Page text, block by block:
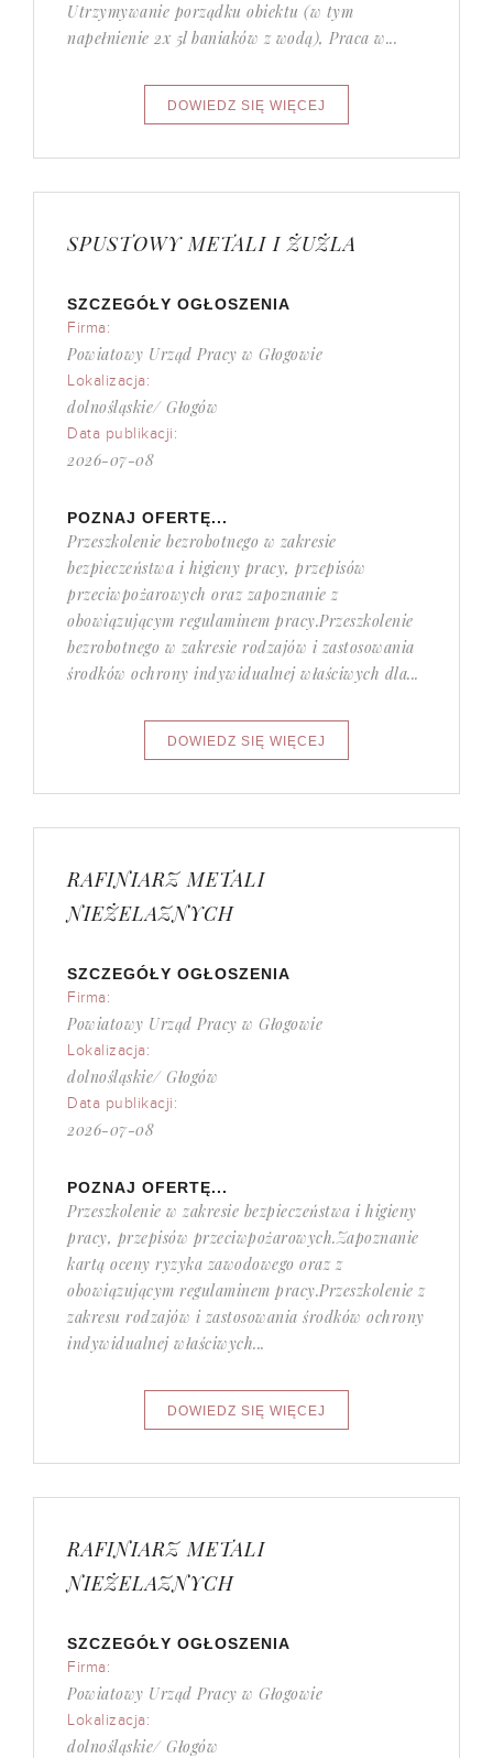
Utrzymywanie porządku obiektu (w tym
napełnienie 2x 5l baniaków z wodą), Praca w...
SPUSTOWY METALI I ŻUŻLA
SZCZEGÓŁY OGŁOSZENIA
Firma:
Powiatowy Urząd Pracy w Głogowie
Lokalizacja:
dolnośląskie/ Głogów
Data publikacji:
2026-07-08
POZNAJ OFERTĘ...
Przeszkolenie bezrobotnego w zakresie
bezpieczeństwa i higieny pracy, przepisów
przeciwpożarowych oraz zapoznanie z
obowiązującym regulaminem pracy.Przeszkolenie
bezrobotnego w zakresie rodzajów i zastosowania
środków ochrony indywidualnej właściwych dla...
RAFINIARZ METALI
NIEŻELAZNYCH
SZCZEGÓŁY OGŁOSZENIA
Firma:
Powiatowy Urząd Pracy w Głogowie
Lokalizacja:
dolnośląskie/ Głogów
Data publikacji:
2026-07-08
POZNAJ OFERTĘ...
Przeszkolenie w zakresie bezpieczeństwa i higieny
pracy, przepisów przeciwpożarowych.Zapoznanie
kartą oceny ryzyka zawodowego oraz z
obowiązującym regulaminem pracy.Przeszkolenie z
zakresu rodzajów i zastosowania środków ochrony
indywidualnej właściwych...
RAFINIARZ METALI
NIEŻELAZNYCH
SZCZEGÓŁY OGŁOSZENIA
Firma:
Powiatowy Urząd Pracy w Głogowie
Lokalizacja:
dolnośląskie/ Głogów